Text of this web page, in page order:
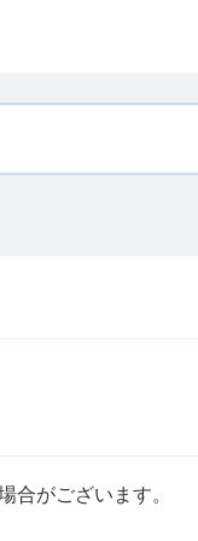
合がございます。